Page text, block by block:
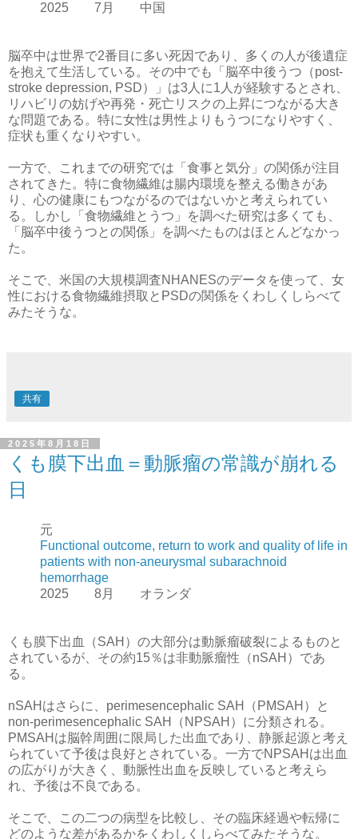
2025 7月 中国
脳卒中は世界で2番目に多い死因であり、多くの人が後遺症
を抱えて生活している。その中でも「脳卒中後うつ（post-
stroke depression, PSD）」は3人に1人が経験するとされ、
リハビリの妨げや再発・死亡リスクの上昇につながる大き
な問題である。特に女性は男性よりもうつになりやすく、
症状も重くなりやすい。
一方で、これまでの研究では「食事と気分」の関係が注目
されてきた。特に食物繊維は腸内環境を整える働きがあ
り、心の健康にもつながるのではないかと考えられてい
る。しかし「食物繊維とうつ」を調べた研究は多くても、
「脳卒中後うつとの関係」を調べたものはほとんどなかっ
た。
そこで、米国の大規模調査NHANESのデータを使って、女
性における食物繊維摂取とPSDの関係をくわしくしらべて
みたそうな。
共有
2025年8月18日
くも膜下出血＝動脈瘤の常識が崩れる
日
元
Functional outcome, return to work and quality of life in
patients with non-aneurysmal subarachnoid
hemorrhage
2025 8月 オランダ
くも膜下出血（SAH）の大部分は動脈瘤破裂によるものと
されているが、その約15％は非動脈瘤性（nSAH）であ
る。
nSAHはさらに、perimesencephalic SAH（PMSAH）と
non-perimesencephalic SAH（NPSAH）に分類される。
PMSAHは脳幹周囲に限局した出血であり、静脈起源と考え
られていて予後は良好とされている。一方でNPSAHは出血
の広がりが大きく、動脈性出血を反映していると考えら
れ、予後は不良である。
そこで、この二つの病型を比較し、その臨床経過や転帰に
どのような差があるかをくわしくしらべてみたそうな。